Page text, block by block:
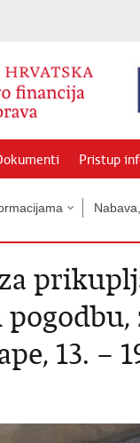
Pristup
13. –